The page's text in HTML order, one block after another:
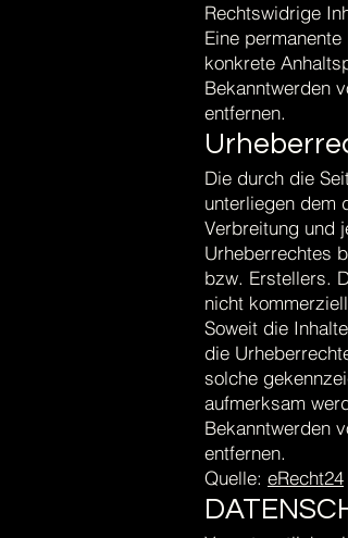
Rechtswidrige
Eine
konkrete
Bekanntwerden
entfernen.
Die durch die
unterliegen dem
Verbreitung und
Urheberrechtes
bzw. Erstellers.
nicht
Soweit die
die
solche
aufmerksam
Bekanntwerden
entfernen.
Quelle: eRecht24